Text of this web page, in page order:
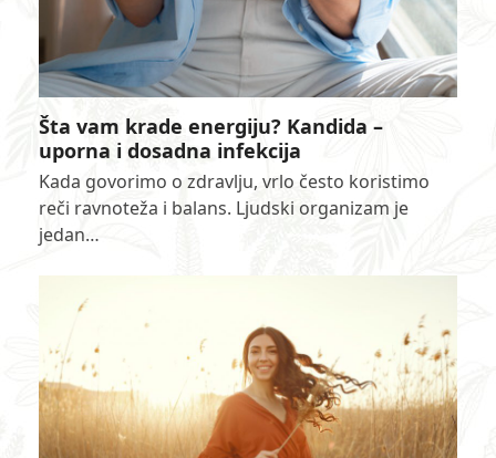
Šta vam krade energiju? Kandida –
uporna i dosadna infekcija
Kada govorimo o zdravlju, vrlo često koristimo
reči ravnoteža i balans. Ljudski organizam je
jedan…